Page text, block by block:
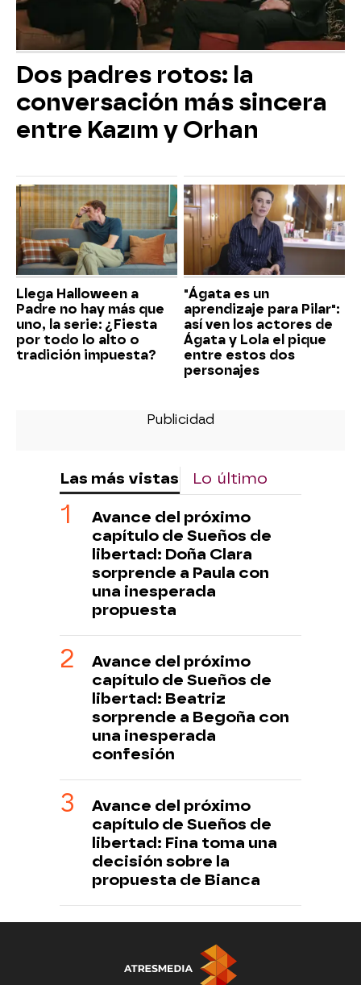
Dos padres rotos: la
conversación más sincera
entre Kazım y Orhan
Llega Halloween a
Padre no hay más que
uno, la serie: ¿Fiesta
por todo lo alto o
tradición impuesta?
"Ágata es un
aprendizaje para Pilar":
así ven los actores de
Ágata y Lola el pique
entre estos dos
personajes
Las más vistas Lo último
Avance del próximo
capítulo de Sueños de
libertad: Doña Clara
sorprende a Paula con
una inesperada
propuesta
Avance del próximo
capítulo de Sueños de
libertad: Beatriz
sorprende a Begoña con
una inesperada
confesión
Avance del próximo
capítulo de Sueños de
libertad: Fina toma una
decisión sobre la
propuesta de Bianca